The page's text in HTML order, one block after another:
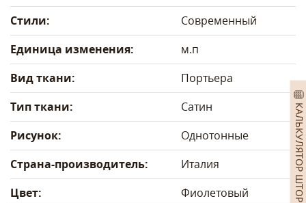
КАЛЬКУЛЯТОР ШТОР
Стили:
Современный
Единица изменения:
м.п
Вид ткани:
Портьера
Тип ткани:
Сатин
Рисунок:
Однотонные
Страна-производитель:
Италия
Цвет:
Фиолетовый